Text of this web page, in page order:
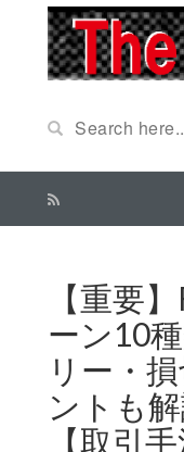
【重要
ーン10
リー・
ントも
【取引手